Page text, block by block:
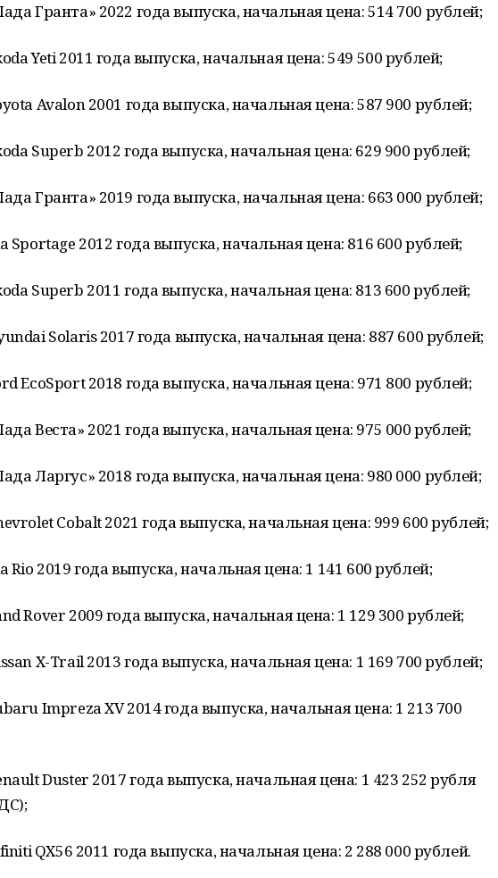
Гранта» 2022 года выпуска, начальная цена: 514 700 рублей;
Yeti 2011 года выпуска, начальная цена: 549 500 рублей;
Avalon 2001 года выпуска, начальная цена: 587 900 рублей;
Superb 2012 года выпуска, начальная цена: 629 900 рублей;
Гранта» 2019 года выпуска, начальная цена: 663 000 рублей;
2012 года выпуска, начальная цена: 816 600 рублей;
Superb 2011 года выпуска, начальная цена: 813 600 рублей;
Solaris 2017 года выпуска, начальная цена: 887 600 рублей;
EcoSport 2018 года выпуска, начальная цена: 971 800 рублей;
Веста» 2021 года выпуска, начальная цена: 975 000 рублей;
Ларгус» 2018 года выпуска, начальная цена: 980 000 рублей;
Cobalt 2021 года выпуска, начальная цена: 999 600 рублей;
2019 года выпуска, начальная цена: 1 141 600 рублей;
Rover 2009 года выпуска, начальная цена: 1 129 300 рублей;
X-Trail 2013 года выпуска, начальная цена: 1 169 700 рублей;
Impreza XV 2014 года выпуска, начальная цена: 1 213 700
Duster 2017 года выпуска, начальная цена: 1 423 252 рубля
QX56 2011 года выпуска, начальная цена: 2 288 000 рублей.